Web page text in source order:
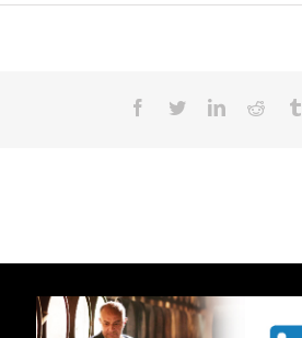
Facebook
TwitterLinkedinReddit